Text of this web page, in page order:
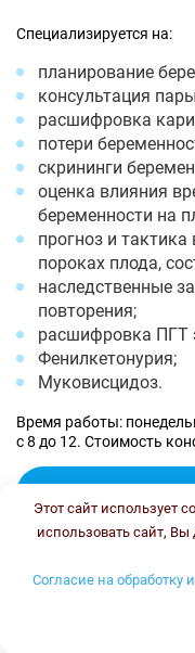
Специализируется на:
планирование
консультация
расшифровка
потери
скрининги
оценка влияния
беременности на
прогноз и
пороках плода,
наследственные
повторения;
расшифровка ПГТ
Фенилкетонурия;
Муковисцидоз.
Время работы:
с 8 до 12. Стоимость
Этот сайт использует
использовать сайт, Вы
Согласие на